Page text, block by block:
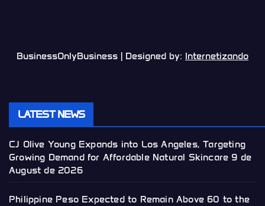
BusinessOnlyBusiness | Designed by: Internetizando
LATEST NEWS
CJ Olive Young Expands into Los Angeles, Targeting
Growing Demand for Affordable Natural Skincare 9 de
August de 2026
Philippine Peso Expected to Remain Above 60 to the